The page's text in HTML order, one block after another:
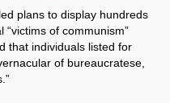
plans to display hundreds
“victims of communism”
that individuals listed for
of bureaucratese,